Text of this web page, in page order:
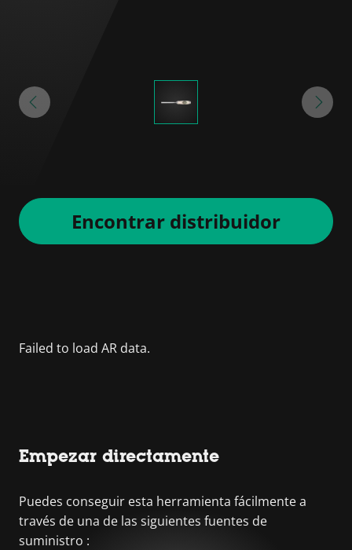
Encontrar distribuidor
Empezar directamente
Puedes conseguir esta herramienta fácilmente a
través de una de las siguientes fuentes de
suministro :